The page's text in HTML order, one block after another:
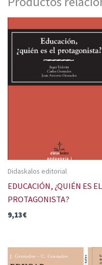
Didaskalos editorial
EDUCACIÓN, ¿QUIÉN ES EL
PROTAGONISTA?
9,13€